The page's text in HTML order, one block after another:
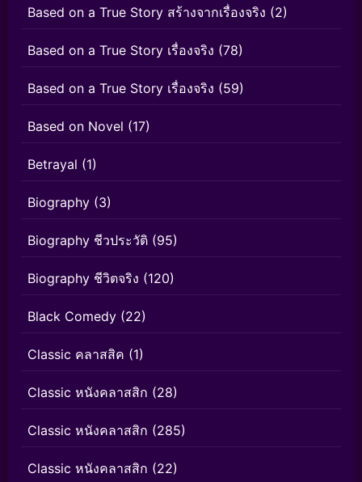
Based on a True Story สร้างจากเรื่องจริง (2)
Based on a True Story เรื่องจริง (78)
Based on a True Story เรื่องจริง (59)
Based on Novel (17)
Betrayal (1)
Biography (3)
Biography ชีวประวัติ (95)
Biography ชีวิตจริง (120)
Black Comedy (22)
Classic คลาสสิค (1)
Classic หนังคลาสสิก (28)
Classic หนังคลาสสิก (285)
Classic หนังคลาสสิก (22)